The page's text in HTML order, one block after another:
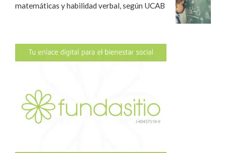
matemáticas y habilidad verbal, según UCAB